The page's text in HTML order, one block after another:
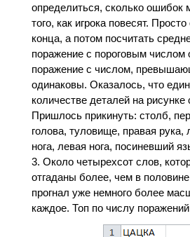
определиться, сколько ошибок
того, как игрока повесят.
конца, а потом посчитать
поражение с пороговым числом
поражение с числом,
одинаковы. Оказалось, что
количестве деталей на рисунке
Пришлось прикинуть: столб,
голова, туловище, правая рука,
нога, левая нога, посиневший
Около четырехсот слов,
отгаданы более, чем в
прогнал уже немного более
каждое. Топ по числу